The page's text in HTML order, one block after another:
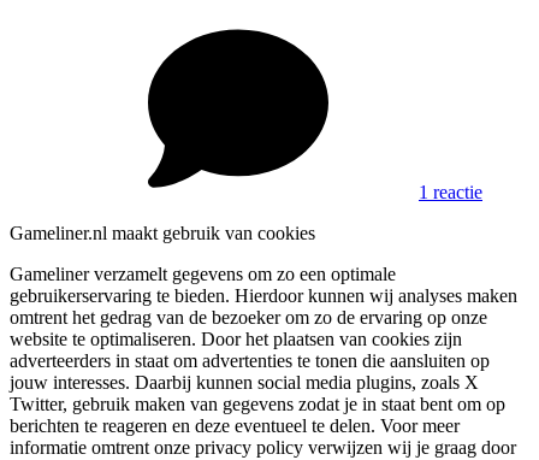
1 reactie
Gameliner.nl maakt gebruik van cookies
Gameliner verzamelt gegevens om zo een optimale
gebruikerservaring te bieden. Hierdoor kunnen wij analyses maken
omtrent het gedrag van de bezoeker om zo de ervaring op onze
website te optimaliseren. Door het plaatsen van cookies zijn
adverteerders in staat om advertenties te tonen die aansluiten op
jouw interesses. Daarbij kunnen social media plugins, zoals X
Twitter, gebruik maken van gegevens zodat je in staat bent om op
berichten te reageren en deze eventueel te delen. Voor meer
informatie omtrent onze privacy policy verwijzen wij je graag door